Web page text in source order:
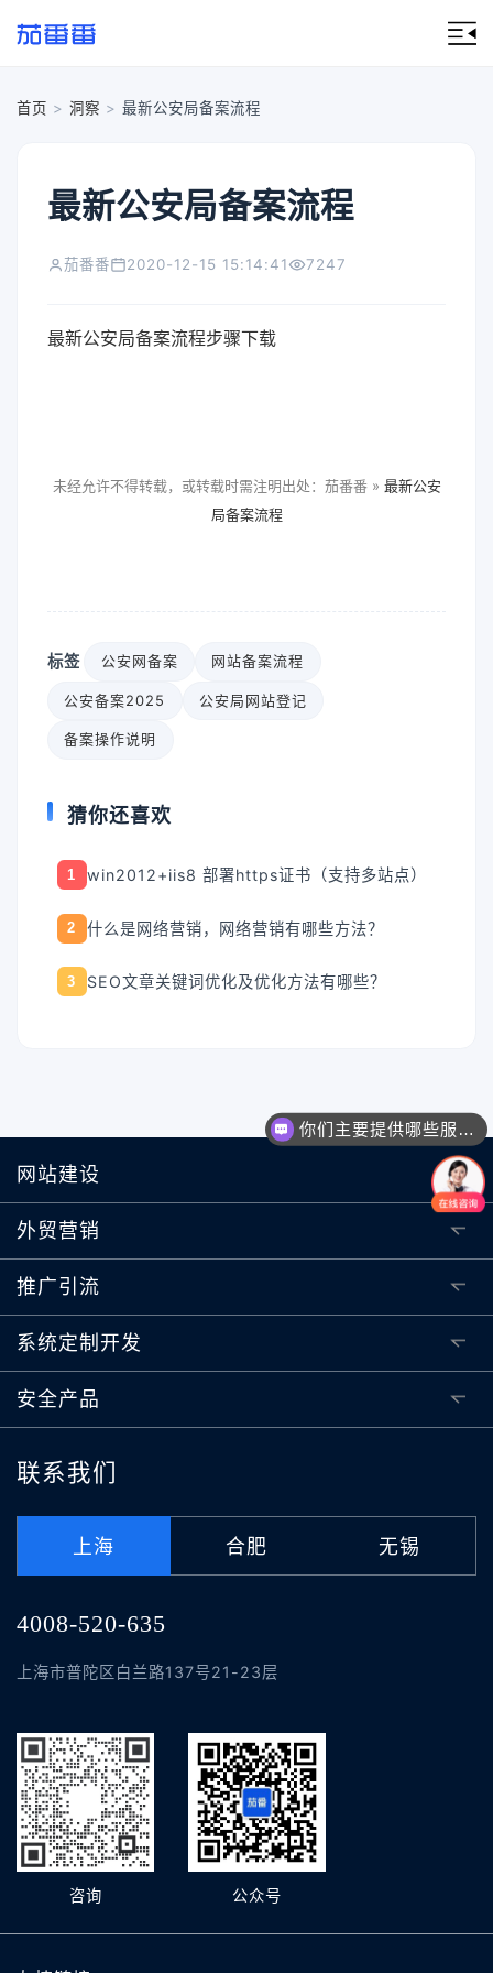
首页 > 洞察 > 最新公安局备案流程
最新公安局备案流程
茄番番 2020-12-15 15:14:41 7247
最新公安局备案流程步骤下载
未经允许不得转载，或转载时需注明出处：茄番番 » 最新公安
局备案流程
标签 公安网备案 网站备案流程
公安备案2025 公安局网站登记
备案操作说明
猜你还喜欢
1 win2012+iis8 部署https证书（支持多站点）
2 什么是网络营销，网络营销有哪些方法？
3 SEO文章关键词优化及优化方法有哪些？
网站建设
外贸营销
推广引流
系统定制开发
安全产品
联系我们
上海 合肥 无锡
4008-520-635
上海市普陀区白兰路137号21-23层
咨询 公众号
你们主要提供哪些服务？可以根据需求定制吗？